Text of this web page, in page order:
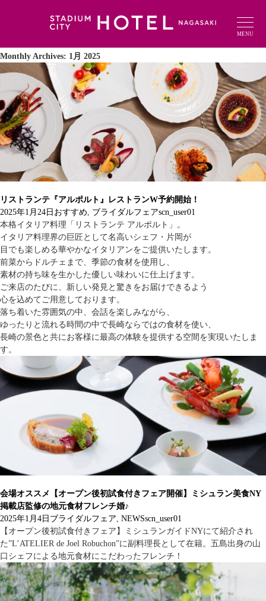
MENU
Monthly Archives: 1月 2025
リストランテ『アルポルト』レストランW予約開始！
2025年1月24日 おすすめ, ブライダルフェアscn_user01
本格イタリア料理「リストランテ アルポルト」。
イタリア料理界の巨匠として名高いシェフ・片岡が
目でも楽しめる華やかなイタリアンをご提供いたします。
前菜からドルチェまで、季節の食材を使用し、
素材の持ち味を生かした優しい味わいに仕上げます。
ご来店のたびに、新しい発見と驚きをお届けできるよう
心を込めてご用意しております。
落ち着いた雰囲気の中、会話を楽しみながら、
ゆったりと流れる時間の中で長崎ならではの食材を使い、
長崎の景色と共にお客様に最高の体験を提供する空間を実現いたしま
す。
会場オススメ【オープン後初試食付きフェア開催】ミシュラン美食NY
掲載店監修の地元食材フレンチ婚♪
2025年1月4日 ブライダルフェア NEWSscn_user01
【オープン後初試食付きフェア】ミシュランガイドNYにて紹介され
た”L’ATELIER de Joel Robuchon”に副料理長として在籍。五島出身の山
口シェフによる地元食材にこだわったフレンチ！